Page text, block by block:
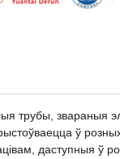
​​трубы, звараныя
ў
даступныя ў